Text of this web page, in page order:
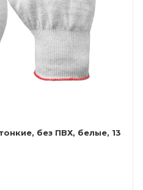
без ПВХ, белые, 13